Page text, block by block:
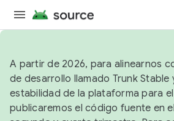
A partir de 2026, para alinearnos
de desarrollo llamado Trunk Stable
estabilidad de la plataforma para
publicaremos el código fuente en